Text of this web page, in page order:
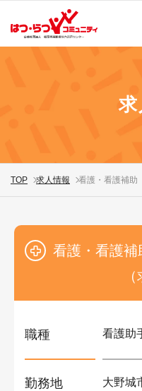
求
TOP 求人情報 看護・看護補助
看護・看護補
職種 看護助
勤務地 大野城